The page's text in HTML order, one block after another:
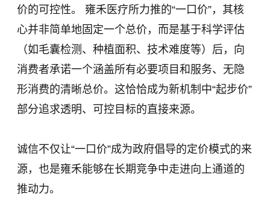
价的可控性。 雍禾医疗所力推的“一口价”，其核
心并非简单地固定一个总价，而是基于科学评估
（如毛囊检测、种植面积、技术难度等）后，向
消费者承诺一个涵盖所有必要项目和服务、无隐
形消费的清晰总价。这恰恰成为新机制中“起步价”
部分追求透明、可控目标的直接来源。
诚信不仅让“一口价”成为政府倡导的定价模式的来
源，也是雍禾能够在长期竞争中走进向上通道的
推动力。